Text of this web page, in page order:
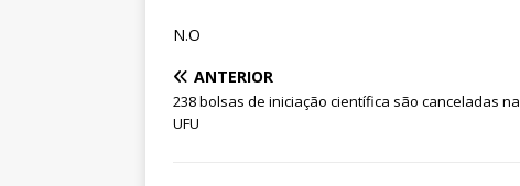
N.O
ANTERIOR
238 bolsas de iniciação científica são canceladas na
UFU